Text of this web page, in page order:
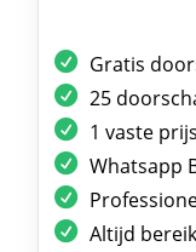
Gratis
25
1 vaste prijs
Whatsapp
Altijd